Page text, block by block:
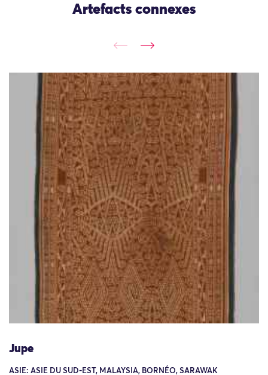
Artefacts connexes
Jupe
ASIE: ASIE DU SUD-EST, MALAYSIA, BORNÉO, SARAWAK